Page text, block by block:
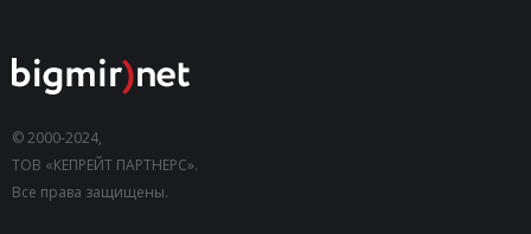
© 2000-2024,
ТОВ «КЕПРЕЙТ ПАРТНЕРС».
Все права защищены.